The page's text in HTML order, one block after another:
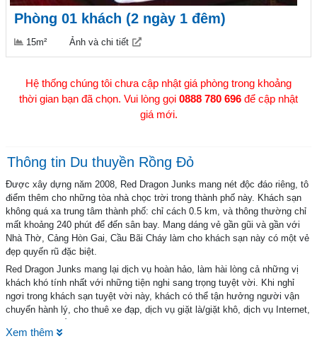
Phòng 01 khách (2 ngày 1 đêm)
15m² Ảnh và chi tiết
Hệ thống chúng tôi chưa cập nhật giá phòng trong khoảng
thời gian bạn đã chọn. Vui lòng gọi 0888 780 696 để cập nhật
giá mới.
Thông tin Du thuyền Rồng Đỏ
Được xây dựng năm 2008, Red Dragon Junks mang nét độc đáo riêng, tô
điểm thêm cho những tòa nhà chọc trời trong thành phố này. Khách sạn
không quá xa trung tâm thành phố: chỉ cách 0.5 km, và thông thường chỉ
mất khoảng 240 phút để đến sân bay. Mang dáng vẻ gần gũi và gần với
Nhà Thờ, Cảng Hòn Gai, Cầu Bãi Cháy làm cho khách sạn này có một vẻ
đẹp quyến rũ đặc biệt.
Red Dragon Junks mang lại dịch vụ hoàn hảo, làm hài lòng cả những vị
khách khó tính nhất với những tiện nghi sang trọng tuyệt vời. Khi nghỉ
ngơi trong khách sạn tuyệt vời này, khách có thể tận hưởng người vận
chuyển hành lý, cho thuê xe đạp, dịch vụ giặt là/giặt khô, dịch vụ Internet,
Xem thêm